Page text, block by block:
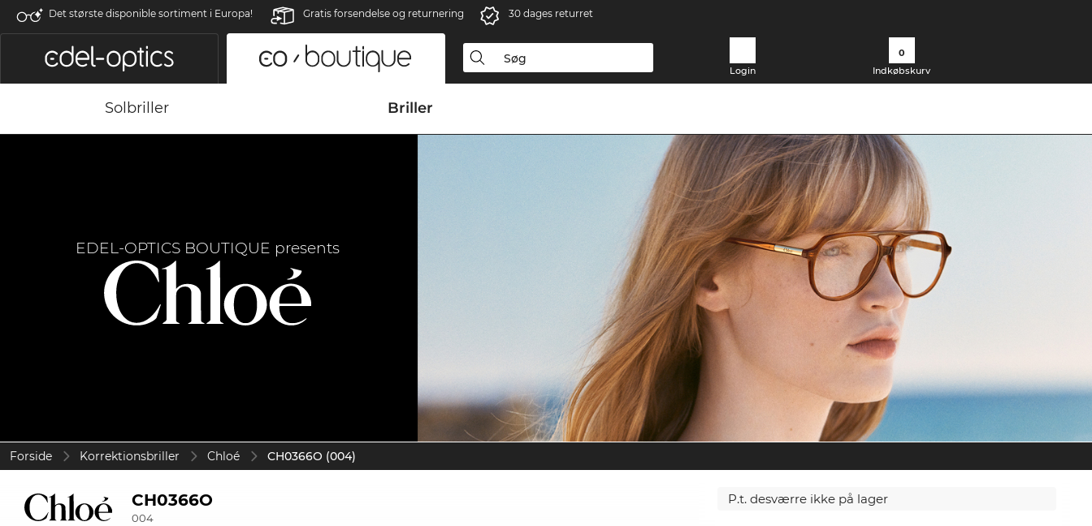
Det største disponible sortiment i Europa! Gratis forsendelse og returnering 30 dages returret
Login
0
Indkøbskurv
Solbriller Briller
EDEL-OPTICS BOUTIQUE presents
Forside Korrektionsbriller Chloé CH0366O (004)
CH0366O
004
P.t. desværre ikke på lager